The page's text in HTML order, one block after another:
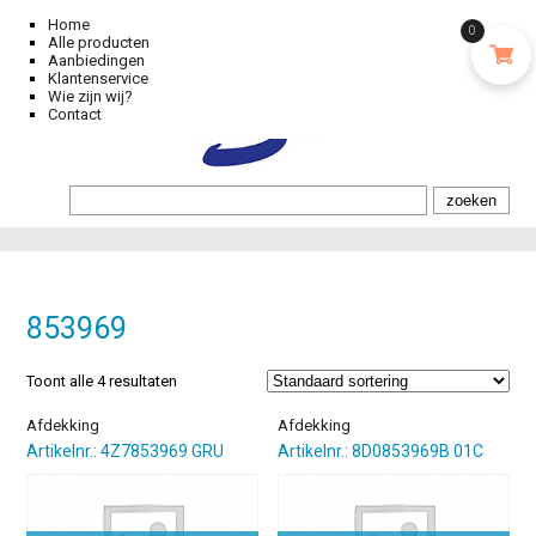
Home
Alle producten
Aanbiedingen
Klantenservice
Wie zijn wij?
Contact
853969
Toont alle 4 resultaten
Afdekking
Artikelnr.: 4Z7853969 GRU
Afdekking
Artikelnr.: 8D0853969B 01C
0